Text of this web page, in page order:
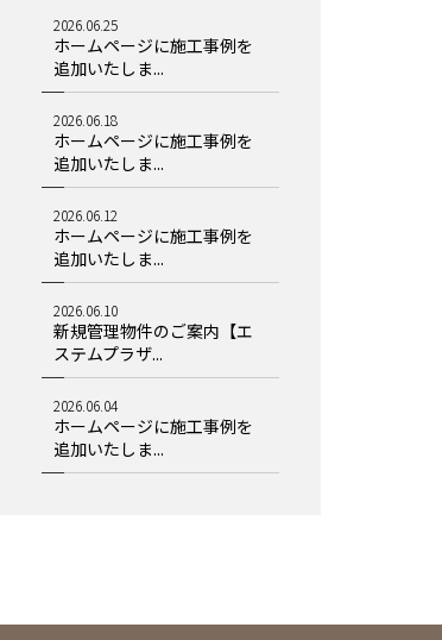
2026.06.25
ホームページに施工事例を
追加いたしま...
2026.06.18
ホームページに施工事例を
追加いたしま...
2026.06.12
ホームページに施工事例を
追加いたしま...
2026.06.10
新規管理物件のご案内【エ
ステムプラザ...
2026.06.04
ホームページに施工事例を
追加いたしま...